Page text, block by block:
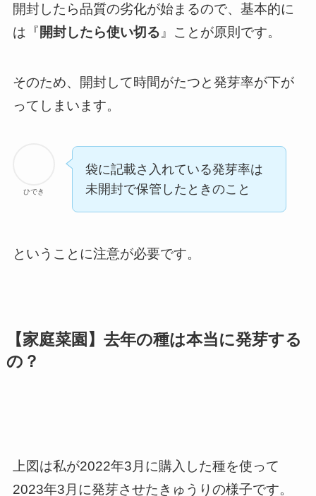
開封したら品質の劣化が始まるので、基本的に
は『 開封したら使い切る』ことが原則です。
そのため、開封して時間がたつと発芽率が下が
ってしまいます。
ひでき
袋に記載さ入れている発芽率は
未開封で保管したときのこと
ということに注意が必要です。
【家庭菜園】去年の種は本当に発芽する
の？
上図は私が2022年3月に購入した種を使って
2023年3月に発芽させたきゅうりの様子です。